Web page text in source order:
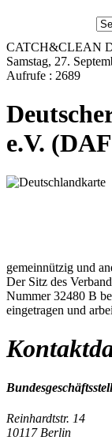
CATCH&CLEAN
Samstag, 27.
Aufrufe : 2689
e.V.
gemeinnützig und
Der Sitz des
Nummer 32480 B
eingetragen und
Reinhardtstr. 14
10117 Berlin